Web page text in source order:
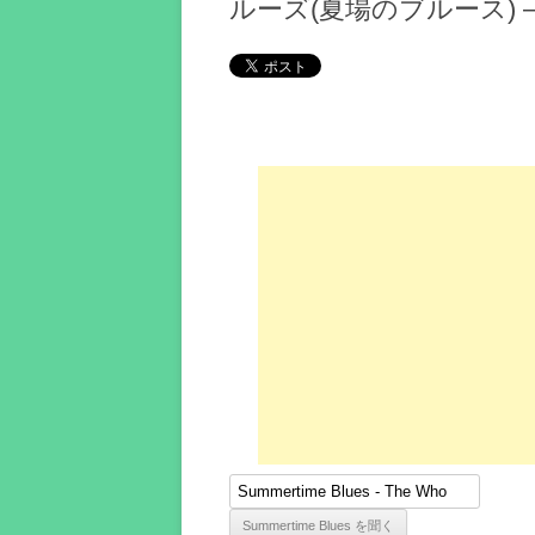
ルーズ(夏場のブルース)